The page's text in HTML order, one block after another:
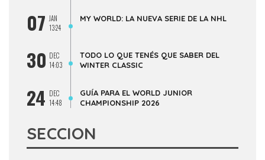
07 JAN
13:24
MY WORLD: LA NUEVA SERIE DE LA NHL
30 DEC
14:03
TODO LO QUE TENÉS QUE SABER DEL
WINTER CLASSIC
24 DEC
14:48
GUÍA PARA EL WORLD JUNIOR
CHAMPIONSHIP 2026
SECCION